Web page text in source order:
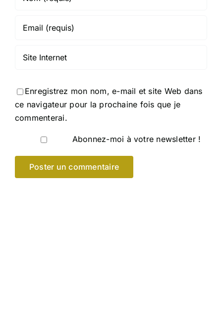
Enregistrez mon nom, e-mail et site Web dans
ce navigateur pour la prochaine fois que je
commenterai.
Abonnez-moi à votre newsletter !